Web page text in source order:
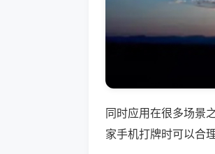
同时应用在很多场景
家手机打牌时可以合